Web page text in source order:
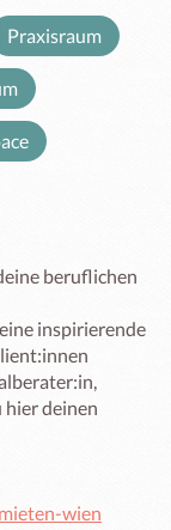
Praxisraum
beruflichen
inspirierende
deinen
wien